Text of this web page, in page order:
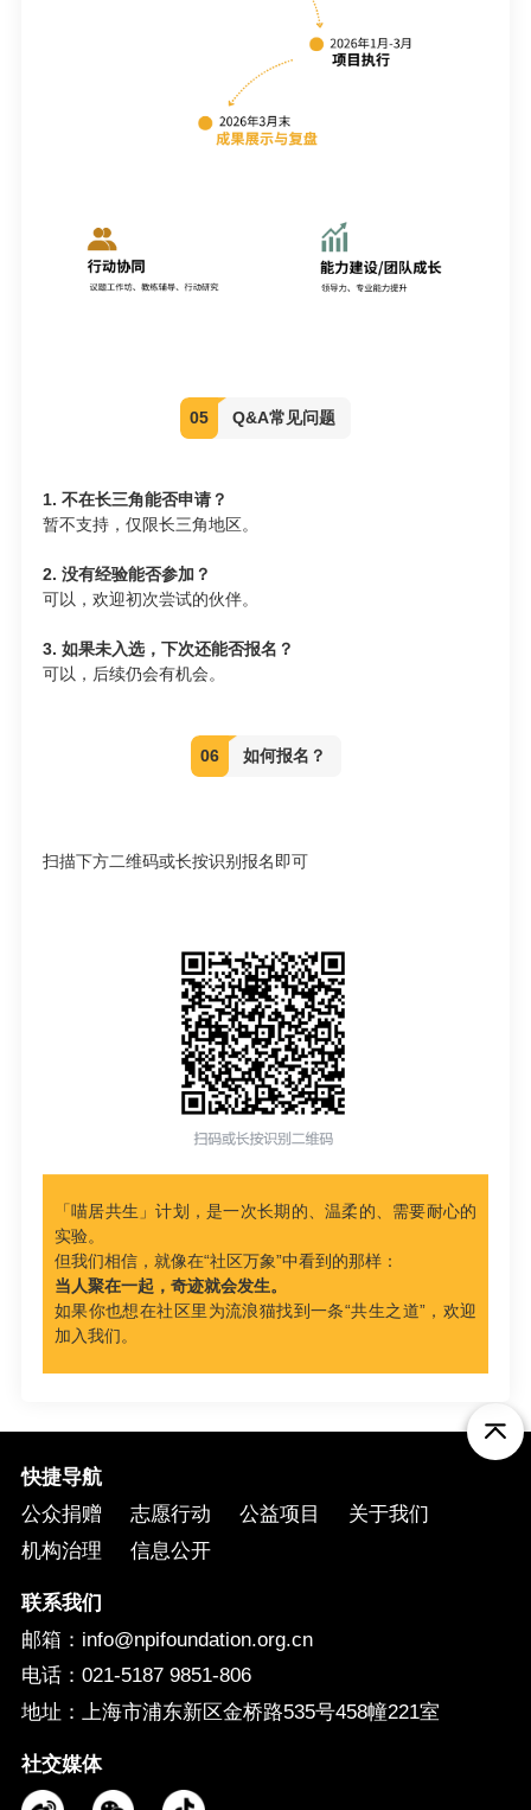
05 Q&A常见问题
1. 不在长三角能否申请？
暂不支持，仅限长三角地区。
2. 没有经验能否参加？
可以，欢迎初次尝试的伙伴。
3. 如果未入选，下次还能否报名？
可以，后续仍会有机会。
06 如何报名？
扫描下方二维码或长按识别报名即可
「喵居共生」计划，是一次长期的、温柔的、需要耐心的
实验。
但我们相信，就像在“社区万象”中看到的那样：
当人聚在一起，奇迹就会发生。
如果你也想在社区里为流浪猫找到一条“共生之道”，欢迎
加入我们。
快捷导航
公众捐赠
志愿行动 公益项目
关于我们
机构治理
信息公开
联系我们
邮箱：info@npifoundation.org.cn
电话：021-5187 9851-806
地址：上海市浦东新区金桥路535号458幢221室
社交媒体